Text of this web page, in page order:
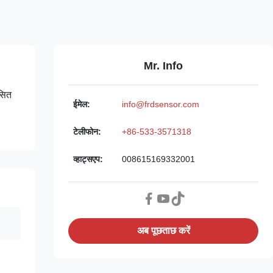
Mr. Info
ईमेल: info@frdsensor.com
टेलीफोन: +86-533-3571318
व्हाट्सएप: 008615169332001
अब पूछताछ करें